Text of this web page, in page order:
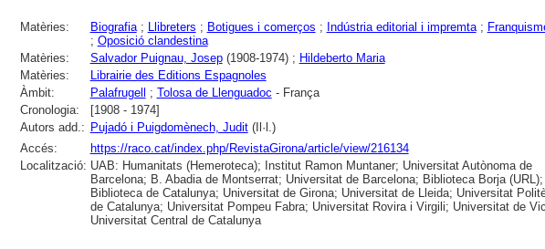
Matèries: Biografia; Llibreters ; Botigues i comerços ; Indústria editorial i impremta;
; Oposició clandestina
Matèries:
Salvador Puignau, Josep(1908-1974) ; Hildeberto Maria
Matèries:
Librairie des Editions Espagnoles
Àmbit:
Palafrugell ; Tolosa de Llenguadoc - França
Cronologia:
[1908 - 1974]
Autors add.: Pujadó i Puigdomènech, Judit(Il·l.)
Accés:
https://raco.cat/index.php/RevistaGirona/article/view/216134
Localització: UAB: Humanitats (Hemeroteca); Institut Ramon Muntaner; Universitat Autònoma de
Barcelona; B. Abadia de Montserrat; Universitat de Barcelona; Biblioteca Borja (URL);
Biblioteca de Catalunya; Universitat de Girona; Universitat de Lleida; Universitat
de Catalunya; Universitat Pompeu Fabra; Universitat Rovira i Virgili; Universitat de
Universitat Central de Catalunya